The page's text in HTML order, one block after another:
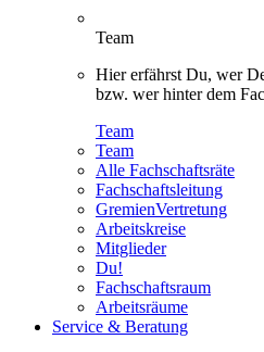
Team
Hier erfährst Du, wer
bzw. wer hinter dem
Team
Team
Alle Fachschaftsräte
Fachschaftsleitung
GremienVertretung
Arbeitskreise
Mitglieder
Du!
Fachschaftsraum
Arbeitsräume
Service & Beratung